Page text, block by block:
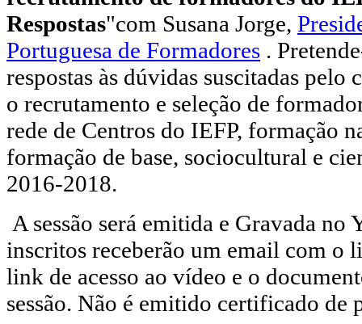
Respostas"com Susana Jorge,
Portuguesa de Formadores .
respostas às dúvidas suscitadas pelo
o recrutamento e seleção de
rede de Centros do IEFP, formação
formação de base, sociocultural e
2016-2018.
A sessão será emitida e Gravada no
inscritos receberão um email com o
link de acesso ao vídeo e o
sessão. Não é emitido certificado de